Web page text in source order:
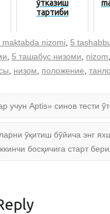
ўтказиш
тартиби
nizomi, 5
, 5 ташабус низоми, nizom,
, низом, положение,
учун Aptis» синов тести
ўқитиш бўйича энг
босқичига старт